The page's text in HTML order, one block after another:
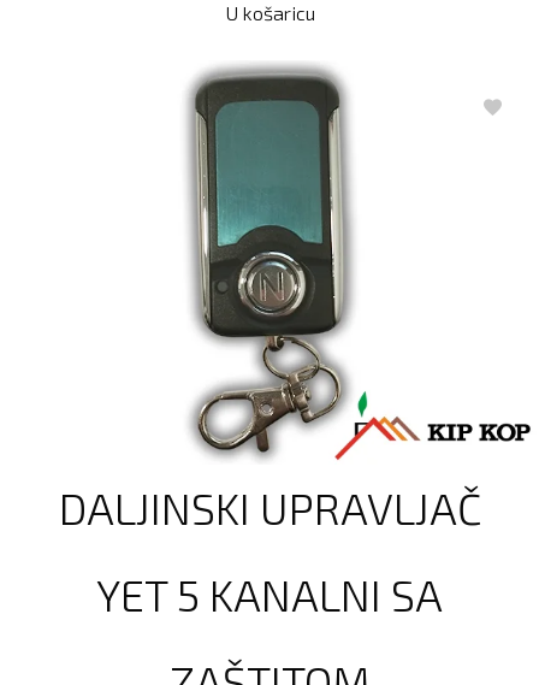
U košaricu
DALJINSKI UPRAVLJAČ
YET 5 KANALNI SA